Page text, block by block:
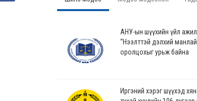
АНУ-ын шүүхийн үйл
“Нээлттэй дэлхий
оролцохыг урьж байна
Иргэний хэрэг шүүхэд